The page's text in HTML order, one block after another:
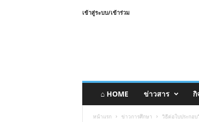
เข้าสู่ระบบ/เข้าร่วม
⌂ HOME ข่าวสาร กิ
หน้าแรก ข่าวการศึกษา วิธีต่อใบประกอ